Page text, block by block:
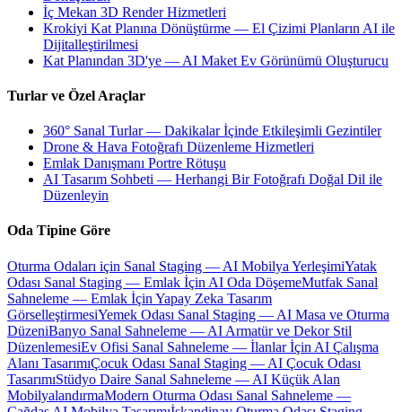
İç Mekan 3D Render Hizmetleri
Krokiyi Kat Planına Dönüştürme — El Çizimi Planların AI ile
Dijitalleştirilmesi
Kat Planından 3D'ye — AI Maket Ev Görünümü Oluşturucu
Turlar ve Özel Araçlar
360° Sanal Turlar — Dakikalar İçinde Etkileşimli Gezintiler
Drone & Hava Fotoğrafı Düzenleme Hizmetleri
Emlak Danışmanı Portre Rötuşu
AI Tasarım Sohbeti — Herhangi Bir Fotoğrafı Doğal Dil ile
Düzenleyin
Oda Tipine Göre
Oturma Odaları için Sanal Staging — AI Mobilya YerleşimiYatak
Odası Sanal Staging — Emlak İçin AI Oda DöşemeMutfak Sanal
Sahneleme — Emlak İçin Yapay Zeka Tasarım
GörselleştirmesiYemek Odası Sanal Staging — AI Masa ve Oturma
DüzeniBanyo Sanal Sahneleme — AI Armatür ve Dekor Stil
DüzenlemesiEv Ofisi Sanal Sahneleme — İlanlar İçin AI Çalışma
Alanı TasarımıÇocuk Odası Sanal Staging — AI Çocuk Odası
TasarımıStüdyo Daire Sanal Sahneleme — AI Küçük Alan
MobilyalandırmaModern Oturma Odası Sanal Sahneleme —